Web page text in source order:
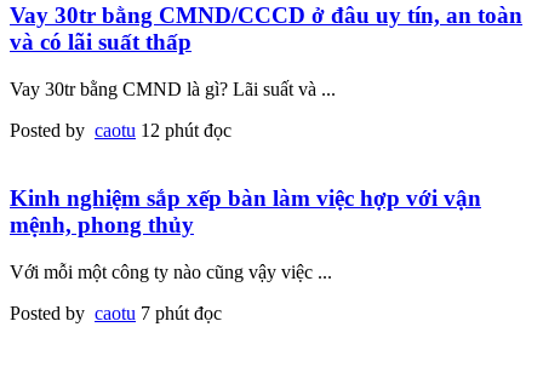
Vay 30tr bằng CMND/CCCD ở đâu uy tín, an toàn
và có lãi suất thấp
Vay 30tr bằng CMND là gì? Lãi suất và ...
Posted by caotu 12 phút đọc
Kinh nghiệm sắp xếp bàn làm việc hợp với vận
mệnh, phong thủy
Với mỗi một công ty nào cũng vậy việc ...
Posted by caotu 7 phút đọc